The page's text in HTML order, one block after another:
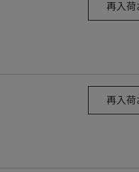
再入荷
再入荷